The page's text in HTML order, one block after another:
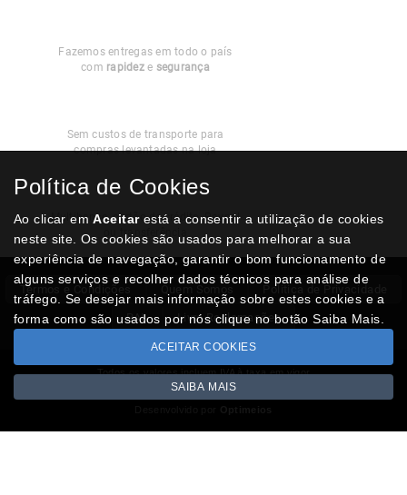
Fazemos entregas em todo o país
com rapideze segurança
Sem custos de transporte para
compras levantadas na loja
Modos dePagamento
Multibanco, cartão de crédito, Paypal
ou transferência
Termos e Condições Politica de Privacidade
RAL Livro Reclamações
Todos os valores incluem IVA à taxa em vigor
Copyright © NUMISMATICAJA.com 2026
Política de Cookies
Ao clicar emAceitarestá a consentir a utilização de cookies
neste site. Os cookies são usados para melhorar a sua
experiência de navegação, garantir o bom funcionamento de
alguns serviços e recolher dados técnicos para análise de
tráfego. Se desejar mais informação sobre estes cookies e a
forma como são usados por nós clique no botão Saiba Mais.
ACEITAR COOKIES
SAIBA MAIS